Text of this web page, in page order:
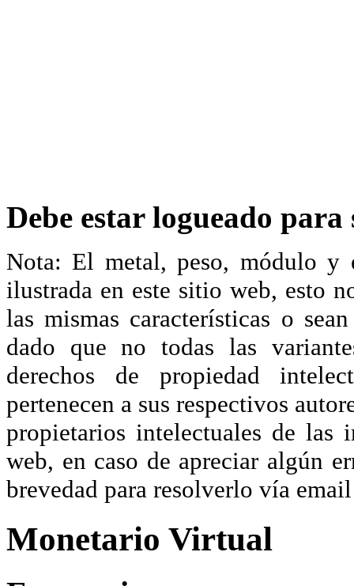
Debe estar logueado
Nota: El metal, peso, módulo y
ilustrada en este sitio web, esto
las mismas características o
dado que no todas las
derechos de propiedad
pertenecen a sus respectivos
propietarios intelectuales de las
web, en caso de apreciar algún
brevedad para resolverlo vía
Monetario Virtual